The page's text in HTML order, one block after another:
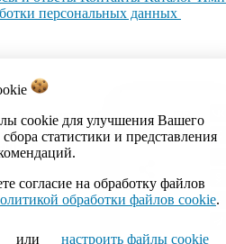
cookie для улучшения Вашего
статистики и представления
согласие на обработку файлов
обработки файлов cookie.
или настроить файлы cookie
персональных данных
контакт». УНП 100008738.
ул.Кальварийская, 17-518.